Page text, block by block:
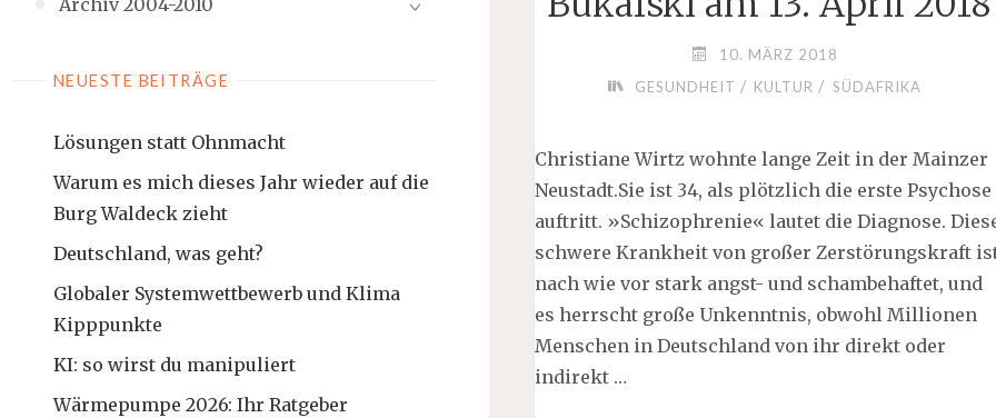
Archiv 2004-2010
NEUESTE BEITRÄGE
Lösungen statt Ohnmacht
Warum es mich dieses Jahr wieder auf die
Burg Waldeck zieht
Deutschland, was geht?
Globaler Systemwettbewerb und Klima
Kipppunkte
KI: so wirst du manipuliert
Wärmepumpe 2026: Ihr Ratgeber
10. MÄRZ 2018
GESUNDHEIT / KULTUR / SÜDAFRIKA
Christiane Wirtz wohnte lange Zeit in der Mainzer
Neustadt.Sie ist 34, als plötzlich die erste Psychose
auftritt. »Schizophrenie« lautet die Diagnose.
schwere Krankheit von großer Zerstörungskraft
nach wie vor stark angst- und schambehaftet, und
es herrscht große Unkenntnis, obwohl Millionen
Menschen in Deutschland von ihr direkt oder
indirekt …